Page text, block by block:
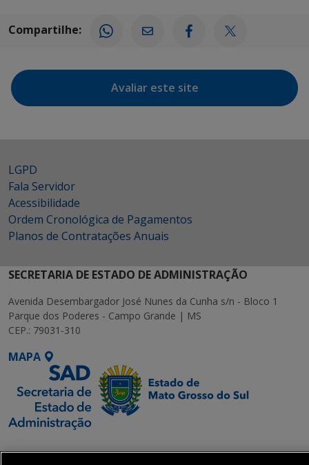
Compartilhe:
Avaliar este site
LGPD
Fala Servidor
Acessibilidade
Ordem Cronológica de Pagamentos
Planos de Contratações Anuais
SECRETARIA DE ESTADO DE ADMINISTRAÇÃO
Avenida Desembargador José Nunes da Cunha s/n - Bloco 1
Parque dos Poderes - Campo Grande | MS
CEP.: 79031-310
MAPA